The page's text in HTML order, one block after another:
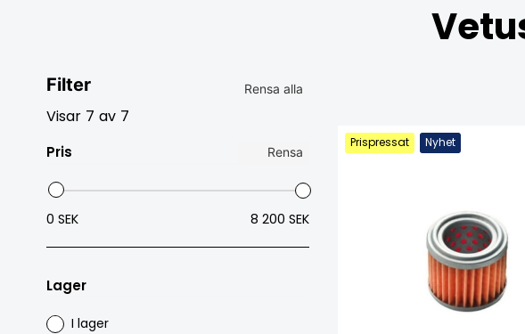
Filter Rensa alla
Visar 7 av 7
Pris Rensa
0 SEK 8 200 SEK
Lager
I lager
Prispressat Nyhet